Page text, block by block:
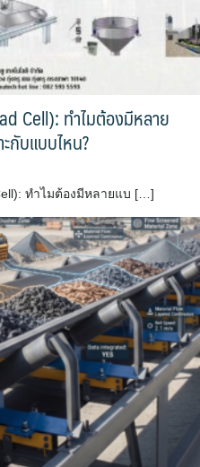
Cell): ทำไมต้องมีหลาย
กับแบบไหน?
ทำไมต้องมีหลายแบ […]